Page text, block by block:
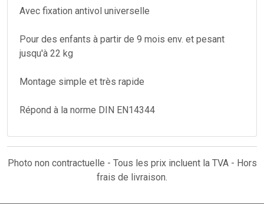
Avec fixation antivol universelle
Pour des enfants à partir de 9 mois env. et pesant
jusqu'à 22 kg
Montage simple et très rapide
Répond à la norme DIN EN14344
Photo non contractuelle - Tous les prix incluent la TVA - Hors
frais de livraison.